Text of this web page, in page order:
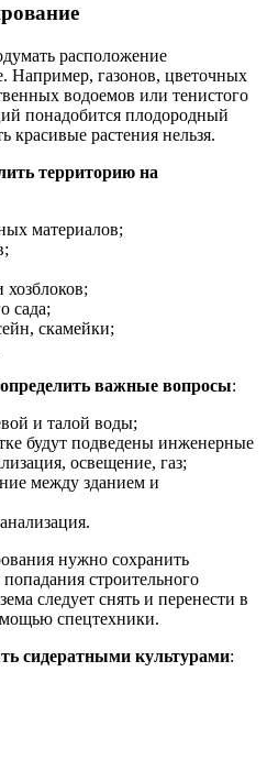
расположение
Например, газонов, цветочных
водоемов или тенистого
понадобится плодородный
красивые растения нельзя.
территорию на
материалов;
сада;
скамейки;
определить важные вопросы:
и талой воды;
будут подведены инженерные
освещение, газ;
между зданием и
нужно сохранить
строительного
следует снять и перенести в
спецтехники.
сидератными культурами: